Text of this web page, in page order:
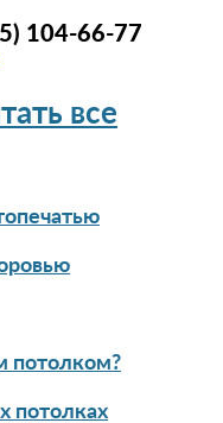
104-66-77
все
потолком?
потолках